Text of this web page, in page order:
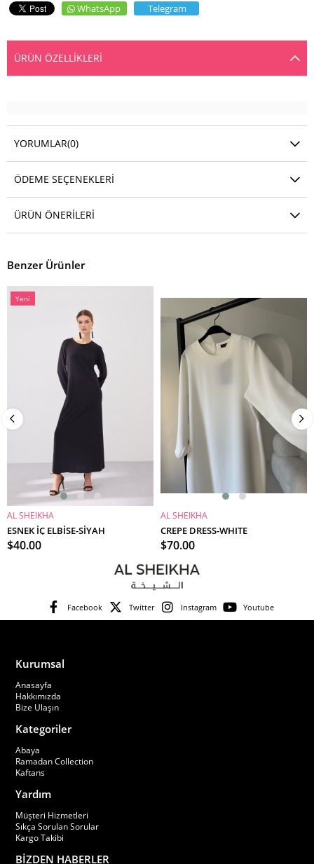
WhatsApp Telegram
ÜRÜN ÖZELLIKLERI
YORUMLAR(0)
ÖDEME SEÇENEKLERI
ÜRÜN ÖNERILERI
Benzer Ürünler
SEPETE EKLE
Yeni
AL SHEIKHA
ESNEK İÇ ELBİSE-SİYAH
$40.00
SEPETE EKLE
AL SHEIKHA
CREPE DRESS-WHITE
$70.00
Facebook Twitter Instagram Youtube
Kurumsal
Anasayfa
Hakkımızda
Bize Ulaşın
Kategoriler
Abaya
Ramadan Collection
Kaftans
Yardım
Müşteri Hizmetleri
Sıkça Sorulan Sorular
Kargo Takibi
BİZDEN HABERLER